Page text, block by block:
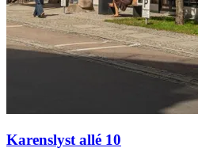
Karenslyst allé 10